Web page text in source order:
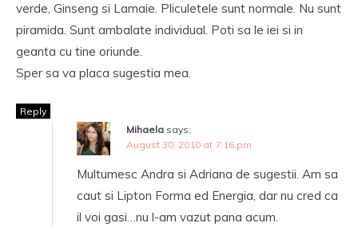
verde, Ginseng si Lamaie. Pliculetele sunt normale. Nu sunt
piramida. Sunt ambalate individual. Poti sa le iei si in
geanta cu tine oriunde.
Sper sa va placa sugestia mea.
Reply
Mihaela says:
August 30, 2010 at 7:16 pm
Multumesc Andra si Adriana de sugestii. Am sa
caut si Lipton Forma ed Energia, dar nu cred ca
il voi gasi…nu l-am vazut pana acum.